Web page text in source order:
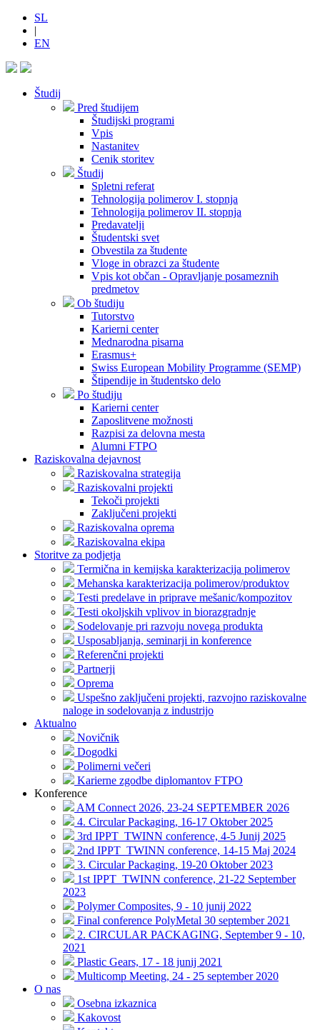
SL
|
EN
Študij
Pred študijem
Študijski programi
Vpis
Nastanitev
Cenik storitev
Študij
Spletni referat
Tehnologija polimerov I. stopnja
Tehnologija polimerov II. stopnja
Predavatelji
Študentski svet
Obvestila za študente
Vloge in obrazci za študente
Vpis kot občan - Opravljanje posameznih
predmetov
Ob študiju
Tutorstvo
Karierni center
Mednarodna pisarna
Erasmus+
Swiss European Mobility Programme (SEMP)
Štipendije in študentsko delo
Po študiju
Karierni center
Zaposlitvene možnosti
Razpisi za delovna mesta
Alumni FTPO
Raziskovalna dejavnost
Raziskovalna strategija
Raziskovalni projekti
Tekoči projekti
Zaključeni projekti
Raziskovalna oprema
Raziskovalna ekipa
Storitve za podjetja
Termična in kemijska karakterizacija polimerov
Mehanska karakterizacija polimerov/produktov
Testi predelave in priprave mešanic/kompozitov
Testi okoljskih vplivov in biorazgradnje
Sodelovanje pri razvoju novega produkta
Usposabljanja, seminarji in konference
Referenčni projekti
Partnerji
Oprema
Uspešno zaključeni projekti, razvojno raziskovalne
naloge in sodelovanja z industrijo
Aktualno
Novičnik
Dogodki
Polimerni večeri
Karierne zgodbe diplomantov FTPO
Konference
AM Connect 2026, 23-24 SEPTEMBER 2026
4. Circular Packaging, 16-17 Oktober 2025
3rd IPPT_TWINN conference, 4-5 Junij 2025
2nd IPPT_TWINN conference, 14-15 Maj 2024
3. Circular Packaging, 19-20 Oktober 2023
1st IPPT_TWINN conference, 21-22 September
2023
Polymer Composites, 9 - 10 junij 2022
Final conference PolyMetal 30 september 2021
2. CIRCULAR PACKAGING, September 9 - 10,
2021
Plastic Gears, 17 - 18 junij 2021
Multicomp Meeting, 24 - 25 september 2020
O nas
Osebna izkaznica
Kakovost